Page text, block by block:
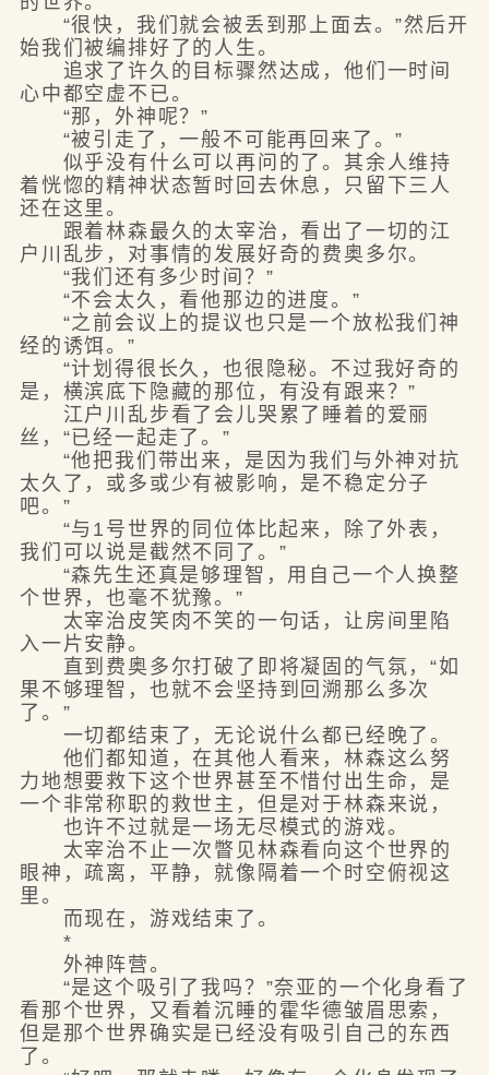
“很快，我们就会被丢到那上面去。”然后开
始我们被编排好了的人生。
追求了许久的目标骤然达成，他们一时间
心中都空虚不已。
“那，外神呢？”
“被引走了，一般不可能再回来了。”
似乎没有什么可以再问的了。其余人维持
着恍惚的精神状态暂时回去休息，只留下三人
还在这里。
跟着林森最久的太宰治，看出了一切的江
户川乱步，对事情的发展好奇的费奥多尔。
“我们还有多少时间？”
“不会太久，看他那边的进度。”
“之前会议上的提议也只是一个放松我们神
经的诱饵。”
“计划得很长久，也很隐秘。不过我好奇的
是，横滨底下隐藏的那位，有没有跟来？”
江户川乱步看了会儿哭累了睡着的爱丽
丝，“已经一起走了。”
“他把我们带出来，是因为我们与外神对抗
太久了，或多或少有被影响，是不稳定分子
吧。”
“与1号世界的同位体比起来，除了外表，
我们可以说是截然不同了。”
“森先生还真是够理智，用自己一个人换整
个世界，也毫不犹豫。”
太宰治皮笑肉不笑的一句话，让房间里陷
入一片安静。
直到费奥多尔打破了即将凝固的气氛，“如
果不够理智，也就不会坚持到回溯那么多次
了。”
一切都结束了，无论说什么都已经晚了。
他们都知道，在其他人看来，林森这么努
力地想要救下这个世界甚至不惜付出生命，是
一个非常称职的救世主，但是对于林森来说，
也许不过就是一场无尽模式的游戏。
太宰治不止一次瞥见林森看向这个世界的
眼神，疏离，平静，就像隔着一个时空俯视这
里。
而现在，游戏结束了。
*
外神阵营。
“是这个吸引了我吗？”奈亚的一个化身看了
看那个世界，又看着沉睡的霍华德皱眉思索，
但是那个世界确实是已经没有吸引自己的东西
了。